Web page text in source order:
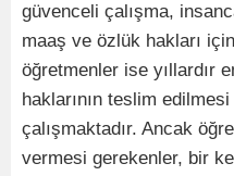
güvenceli çalışma,
maaş ve özlük hakları
öğretmenler ise yıllardır
haklarının teslim
çalışmaktadır. Ancak
vermesi gerekenler, bir